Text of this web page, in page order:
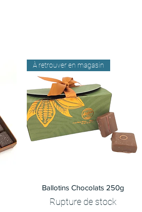
Aperçu rapide
À retrouver en magasin
Ballotins Chocolats 250g
Rupture de stock